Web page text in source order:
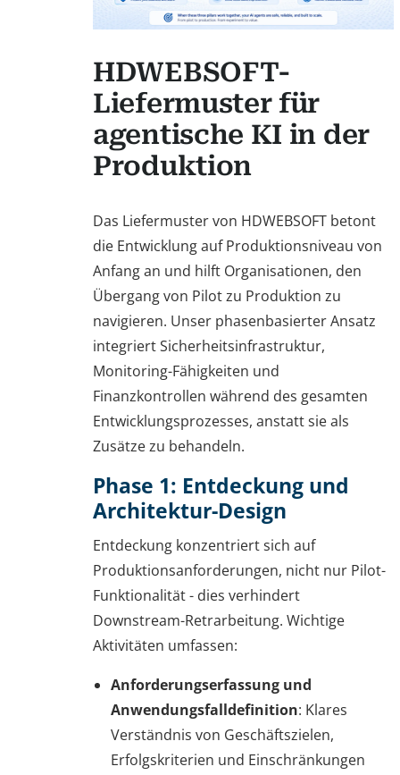
HDWEBSOFT-
Liefermuster für
agentische KI in der
Produktion
Das Liefermuster von HDWEBSOFT betont
die Entwicklung auf Produktionsniveau von
Anfang an und hilft Organisationen, den
Übergang von Pilot zu Produktion zu
navigieren. Unser phasenbasierter Ansatz
integriert Sicherheitsinfrastruktur,
Monitoring-Fähigkeiten und
Finanzkontrollen während des gesamten
Entwicklungsprozesses, anstatt sie als
Zusätze zu behandeln.
Phase 1: Entdeckung und
Architektur-Design
Entdeckung konzentriert sich auf
Produktionsanforderungen, nicht nur Pilot-
Funktionalität - dies verhindert
Downstream-Retrarbeitung. Wichtige
Aktivitäten umfassen:
Anforderungserfassung und
Anwendungsfalldefinition: Klares
Verständnis von Geschäftszielen,
Erfolgskriterien und Einschränkungen